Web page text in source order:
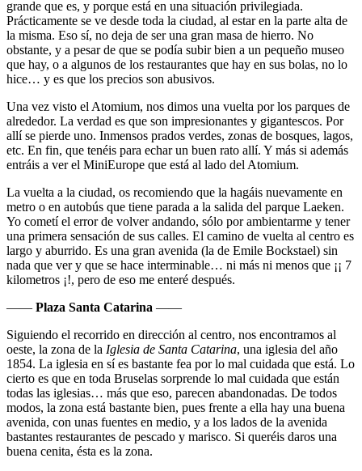
grande que es, y porque está en una situación privilegiada.
Prácticamente se ve desde toda la ciudad, al estar en la parte alta de
la misma. Eso sí, no deja de ser una gran masa de hierro. No
obstante, y a pesar de que se podía subir bien a un pequeño museo
que hay, o a algunos de los restaurantes que hay en sus bolas, no lo
hice… y es que los precios son abusivos.
Una vez visto el Atomium, nos dimos una vuelta por los parques de
alrededor. La verdad es que son impresionantes y gigantescos. Por
allí se pierde uno. Inmensos prados verdes, zonas de bosques, lagos,
etc. En fin, que tenéis para echar un buen rato allí. Y más si además
entráis a ver el MiniEurope que está al lado del Atomium.
La vuelta a la ciudad, os recomiendo que la hagáis nuevamente en
metro o en autobús que tiene parada a la salida del parque Laeken.
Yo cometí el error de volver andando, sólo por ambientarme y tener
una primera sensación de sus calles. El camino de vuelta al centro es
largo y aburrido. Es una gran avenida (la de Emile Bockstael) sin
nada que ver y que se hace interminable… ni más ni menos que ¡¡ 7
kilometros ¡!, pero de eso me enteré después.
—— Plaza Santa Catarina ——
Siguiendo el recorrido en dirección al centro, nos encontramos al
oeste, la zona de la Iglesia de Santa Catarina, una iglesia del año
1854. La iglesia en sí es bastante fea por lo mal cuidada que está. Lo
cierto es que en toda Bruselas sorprende lo mal cuidada que están
todas las iglesias… más que eso, parecen abandonadas. De todos
modos, la zona está bastante bien, pues frente a ella hay una buena
avenida, con unas fuentes en medio, y a los lados de la avenida
bastantes restaurantes de pescado y marisco. Si queréis daros una
buena cenita, ésta es la zona.